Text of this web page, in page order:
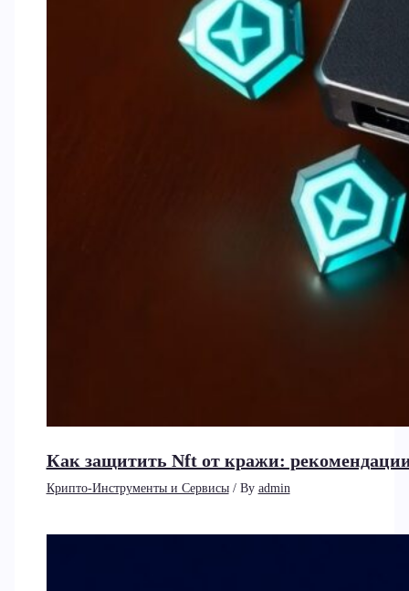
Как защитить Nft от кражи:
Крипто-Инструменты и Сервисы/ By admin